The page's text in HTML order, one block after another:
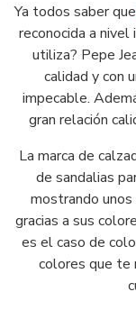
Ya todos saber que
reconocida a
utiliza? Pepe
calidad y con
impecable.
gran relación
La marca de
de sandalias
mostrando
gracias a sus
es el caso de
colores que te